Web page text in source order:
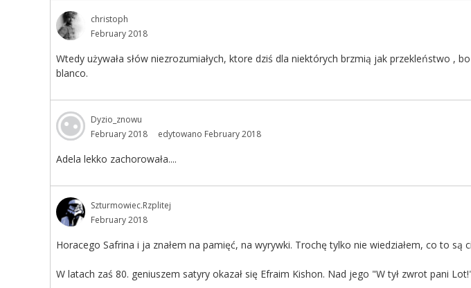
christoph
February 2018
Wtedy używała słów niezrozumiałych, ktore dziś dla niektórych brzmią jak przekleństwo ,
blanco.
Dyzio_znowu
February 2018
edytowano February 2018
Adela lekko zachorowała....
Szturmowiec.Rzplitej
February 2018
Horacego Safrina i ja znałem na pamięć, na wyrywki. Trochę tylko nie wiedziałem, co to są
W latach zaś 80. geniuszem satyry okazał się Efraim Kishon. Nad jego "W tył zwrot pani